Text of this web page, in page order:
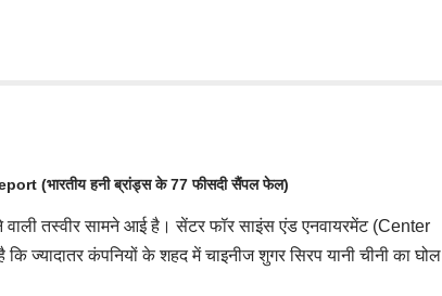
(भारतीय हनी ब्रांड्स के 77 फीसदी सैंपल फेल)
तस्वीर सामने आई है। सेंटर फॉर साइंस एंड एनवायरमेंट (Center
कंपनियों के शहद में चाइनीज शुगर सिरप यानी चीनी का घोल